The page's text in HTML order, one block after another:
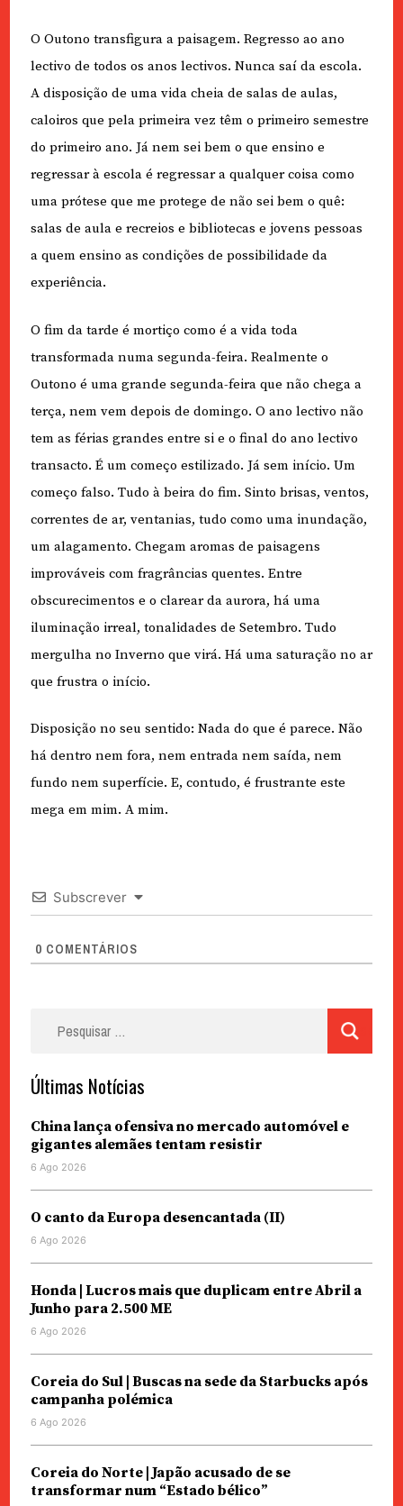
O Outono transfigura a paisagem. Regresso ao ano
lectivo de todos os anos lectivos. Nunca saí da escola.
A disposição de uma vida cheia de salas de aulas,
caloiros que pela primeira vez têm o primeiro semestre
do primeiro ano. Já nem sei bem o que ensino e
regressar à escola é regressar a qualquer coisa como
uma prótese que me protege de não sei bem o quê:
salas de aula e recreios e bibliotecas e jovens pessoas
a quem ensino as condições de possibilidade da
experiência.
O fim da tarde é mortiço como é a vida toda
transformada numa segunda-feira. Realmente o
Outono é uma grande segunda-feira que não chega a
terça, nem vem depois de domingo. O ano lectivo não
tem as férias grandes entre si e o final do ano lectivo
transacto. É um começo estilizado. Já sem início. Um
começo falso. Tudo à beira do fim. Sinto brisas, ventos,
correntes de ar, ventanias, tudo como uma inundação,
um alagamento. Chegam aromas de paisagens
improváveis com fragrâncias quentes. Entre
obscurecimentos e o clarear da aurora, há uma
iluminação irreal, tonalidades de Setembro. Tudo
mergulha no Inverno que virá. Há uma saturação no ar
que frustra o início.
Disposição no seu sentido: Nada do que é parece. Não
há dentro nem fora, nem entrada nem saída, nem
fundo nem superfície. E, contudo, é frustrante este
mega em mim. A mim.
Subscrever
0 COMENTÁRIOS
Últimas Notícias
China lança ofensiva no mercado automóvel e
gigantes alemães tentam resistir
6 Ago 2026
O canto da Europa desencantada (II)
6 Ago 2026
Honda | Lucros mais que duplicam entre Abril a
Junho para 2.500 ME
6 Ago 2026
Coreia do Sul | Buscas na sede da Starbucks após
campanha polémica
6 Ago 2026
Coreia do Norte | Japão acusado de se
transformar num “Estado bélico”